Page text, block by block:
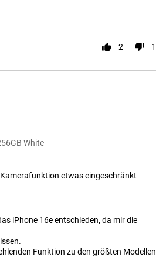
2 1
White
Kamerafunktion etwas eingeschränkt
iPhone 16e entschieden, da mir die
Funktion zu den größten Modellen